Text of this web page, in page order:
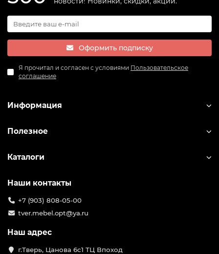
Оформить подписку
Я прочитал и согласен с условиями Пользовательское
соглашение
Информация
Полезное
Каталоги
Наши контакты
+7 (903) 808-05-00
tver.mebel.opt@ya.ru
Наш адрес
г.Тверь, Цанова 6с1 ТЦ Впоход